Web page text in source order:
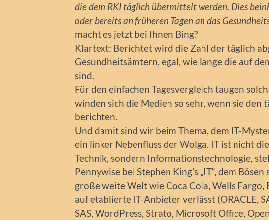
die dem RKI täglich übermittelt werden. Dies
oder bereits an früheren Tagen an das
macht es jetzt bei Ihnen Bing?
Klartext: Berichtet wird die Zahl der täglich
Gesundheitsämtern, egal, wie lange die auf
sind.
Für den einfachen Tagesvergleich taugen
winden sich die Medien so sehr, wenn sie den
berichten.
Und damit sind wir beim Thema, dem IT-
ein linker Nebenfluss der Wolga. IT ist nicht
Technik, sondern Informationstechnologie,
Pennywise bei Stephen King’s „IT“, dem
große weite Welt wie Coca Cola, Wells
auf etablierte IT-Anbieter verlässt (ORACLE,
SAS, WordPress, Strato, Microsoft Office,